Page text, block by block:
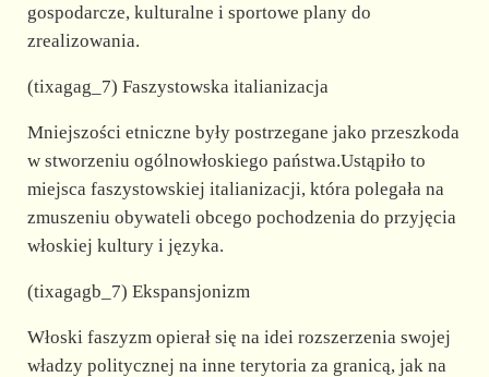
gospodarcze, kulturalne i sportowe plany do
zrealizowania.
(tixagag_7) Faszystowska italianizacja
Mniejszości etniczne były postrzegane jako przeszkoda
w stworzeniu ogólnowłoskiego państwa.Ustąpiło to
miejsca faszystowskiej italianizacji, która polegała na
zmuszeniu obywateli obcego pochodzenia do przyjęcia
włoskiej kultury i języka.
(tixagagb_7) Ekspansjonizm
Włoski faszyzm opierał się na idei rozszerzenia swojej
władzy politycznej na inne terytoria za granicą, jak na